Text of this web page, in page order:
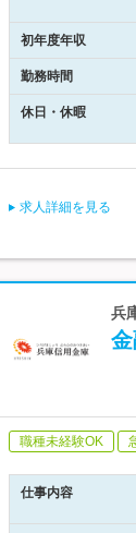
初年度年収
勤務時間
休日・休暇
求人詳細を見る
兵
職種未経験OK
仕事内容